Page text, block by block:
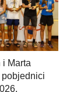
i Marta